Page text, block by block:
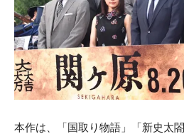
本作は、「国取り物語」「新史太